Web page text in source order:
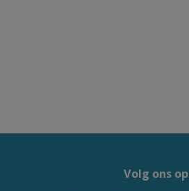
Volg ons op